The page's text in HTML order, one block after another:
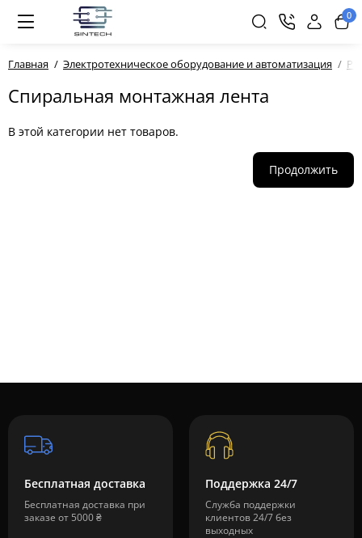
0
Главная Электротехническое оборудование и автоматизация
Спиральная монтажная лента
В этой категории нет товаров.
Продолжить
Бесплатная доставка
Бесплатная доставка при
заказе от 5000 ₴
Поддержка 24/7
Служба поддержки
клиентов 24/7 без
выходных